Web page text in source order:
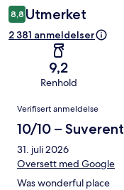
8,8 Utmerket
2 381 anmeldelser
9,2
Renhold
Anmeldelser
Verifisert anmeldelse
10/10 – Suverent
31. juli 2026
Oversett med Google
Was wonderful place